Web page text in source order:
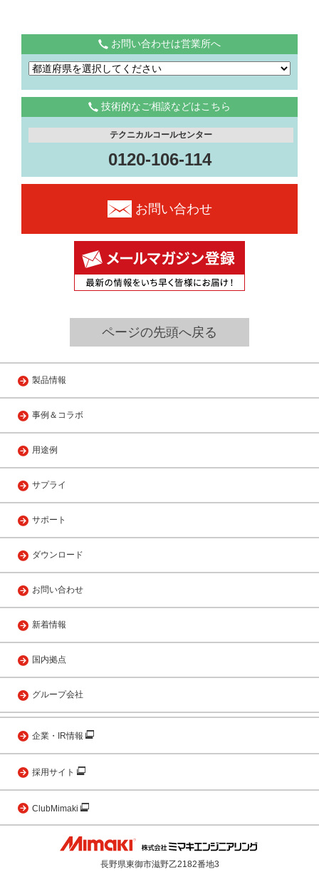
お問い合わせは営業所へ
技術的なご相談などはこちら
テクニカルコールセンター
0120-106-114
お問い合わせ
ページの先頭へ戻る
製品情報
事例＆コラボ
用途例
サプライ
サポート
ダウンロード
お問い合わせ
新着情報
国内拠点
グループ会社
企業・IR情報
採用サイト
ClubMimaki
長野県東御市滋野乙2182番地3